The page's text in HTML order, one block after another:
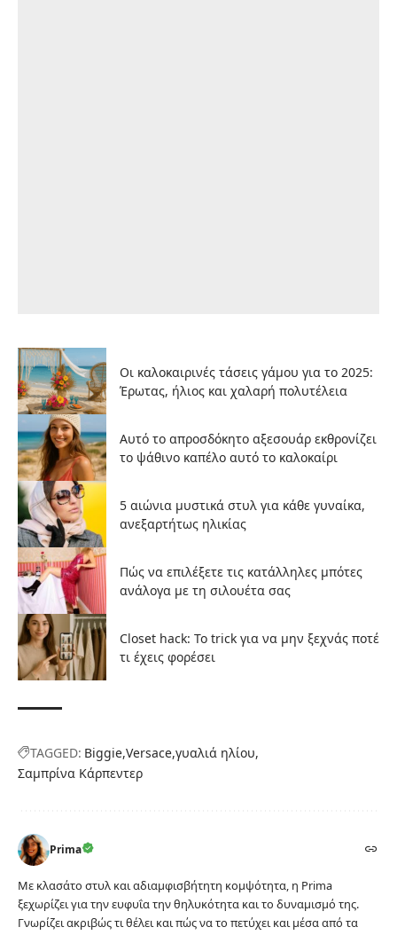
Οι καλοκαιρινές τάσεις γάμου για το 2025:
Έρωτας, ήλιος και χαλαρή πολυτέλεια
Αυτό το απροσδόκητο αξεσουάρ εκθρονίζει
το ψάθινο καπέλο αυτό το καλοκαίρι
5 αιώνια μυστικά στυλ για κάθε γυναίκα,
ανεξαρτήτως ηλικίας
Πώς να επιλέξετε τις κατάλληλες μπότες
ανάλογα με τη σιλουέτα σας
Closet hack: Το trick για να μην ξεχνάς ποτέ
τι έχεις φορέσει
TAGGED: Biggie Versace γυαλιά ηλίου
Σαμπρίνα Κάρπεντερ
Prima
Με κλασάτο στυλ και αδιαμφισβήτητη κομψότητα, η Prima
ξεχωρίζει για την ευφυΐα την θηλυκότητα και το δυναμισμό της.
Γνωρίζει ακριβώς τι θέλει και πώς να το πετύχει και μέσα από τα